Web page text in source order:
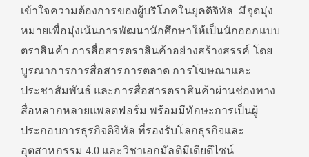
เข้าใจความต้องการของผู้บริโภคในยุคดิจิทัล มีจุดมุ่ง
หมายเพื่อมุ่งเน้นการพัฒนานักศึกษาให้เป็นนักออกแบบ
ตราสินค้า การสื่อสารตราสินค้าอย่างสร้างสรรค์ โดย
บูรณาการการสื่อสารการตลาด การโฆษณาและ
ประชาสัมพันธ์ และการสื่อสารตราสินค้าผ่านช่องทาง
สื่อหลากหลายแพลตฟอร์ม พร้อมมีทักษะการเป็นผู้
ประกอบการธุรกิจดิจิทัล ที่รองรับโลกธุรกิจและ
อุตสาหกรรม 4.0 และวิชาเอกมัลติมีเดียดีไซน์